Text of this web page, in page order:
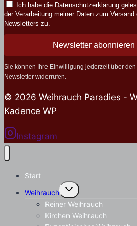
Ich habe die Datenschutzerklärung
der Verarbeitung meiner Daten zum Versand
Newsletters zu.
Newsletter abonnieren
Sie können Ihre Einwilligung jederzeit über
Newsletter widerrufen.
© 2026 Weihrauch Paradies -
Kadence WP
Instagram
Start
Weihrauch
Untermenü
umschalten
Reiner Weihrauch
Kirchen Weihrauch